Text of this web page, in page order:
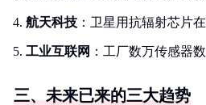
航天科技 ：卫星用抗辐射芯片
工业互联网 ：工厂数万传感器
三、未来已来的三大趋势